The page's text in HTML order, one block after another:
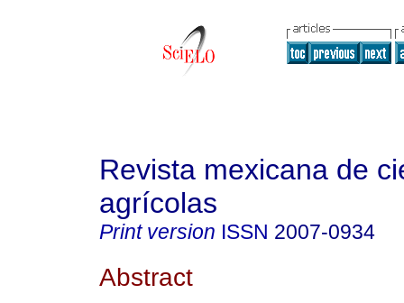
Revista mexicana de
agrícolas
Print version ISSN 2007-0934
Abstract